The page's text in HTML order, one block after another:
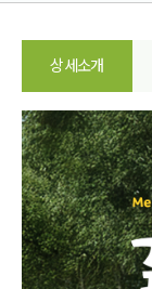
상세소개